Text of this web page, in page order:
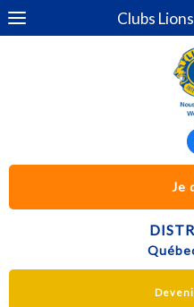
Clubs
Je